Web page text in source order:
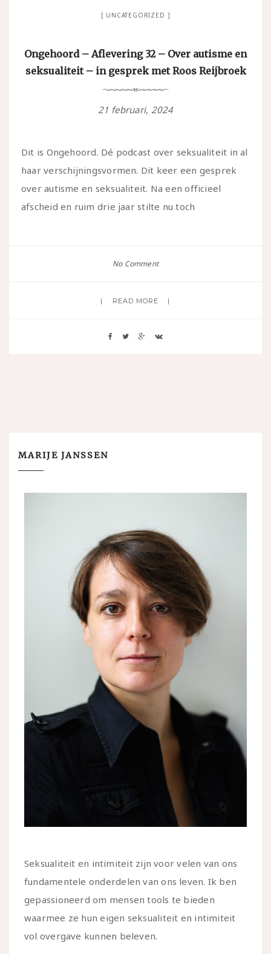
UNCATEGORIZED
Ongehoord – Aflevering 32 – Over autisme en
seksualiteit – in gesprek met Roos Reijbroek
21 februari, 2024
Dit is Ongehoord. Dé podcast over seksualiteit in al
haar verschijningsvormen. Dit keer een gesprek
over autisme en seksualiteit. Na een officieel
afscheid en ruim drie jaar stilte nu toch
No Comment
READ MORE
MARIJE JANSSEN
Seksualiteit en intimiteit zijn voor velen van ons
fundamentele onderdelen van ons leven. Ik ben
gepassioneerd om mensen tools te bieden
waarmee ze hun eigen seksualiteit en intimiteit
vol overgave kunnen beleven.